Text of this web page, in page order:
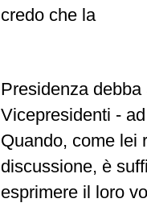
credo che la
Presidenza
Vicepresidenti -
Quando, come lei
discussione, è
esprimere il loro